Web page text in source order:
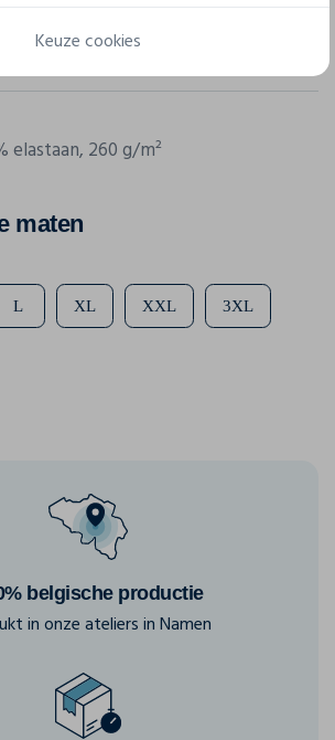
elastaan, 260 g/m²
maten
L XL XXL 3XL
belgische productie
in onze ateliers in Namen
Keuze cookies